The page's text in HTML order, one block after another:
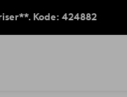
Kode: 424882